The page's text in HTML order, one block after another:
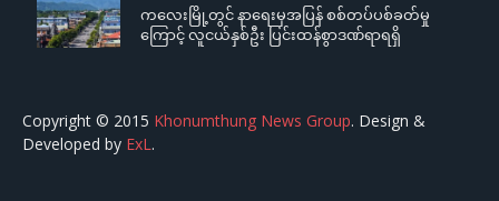
ကလေးမြို့တွင် နာရေးမှအပြန် စစ်တပ်ပစ်ခတ်မှု
ကြောင့် လူငယ်နှစ်ဦး ပြင်းထန်စွာဒဏ်ရာရရှိ
Copyright © 2015 Khonumthung News Group. Design &
Developed by ExL.